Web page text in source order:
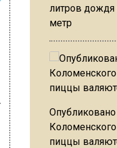
литров дождя
метр
пиццы